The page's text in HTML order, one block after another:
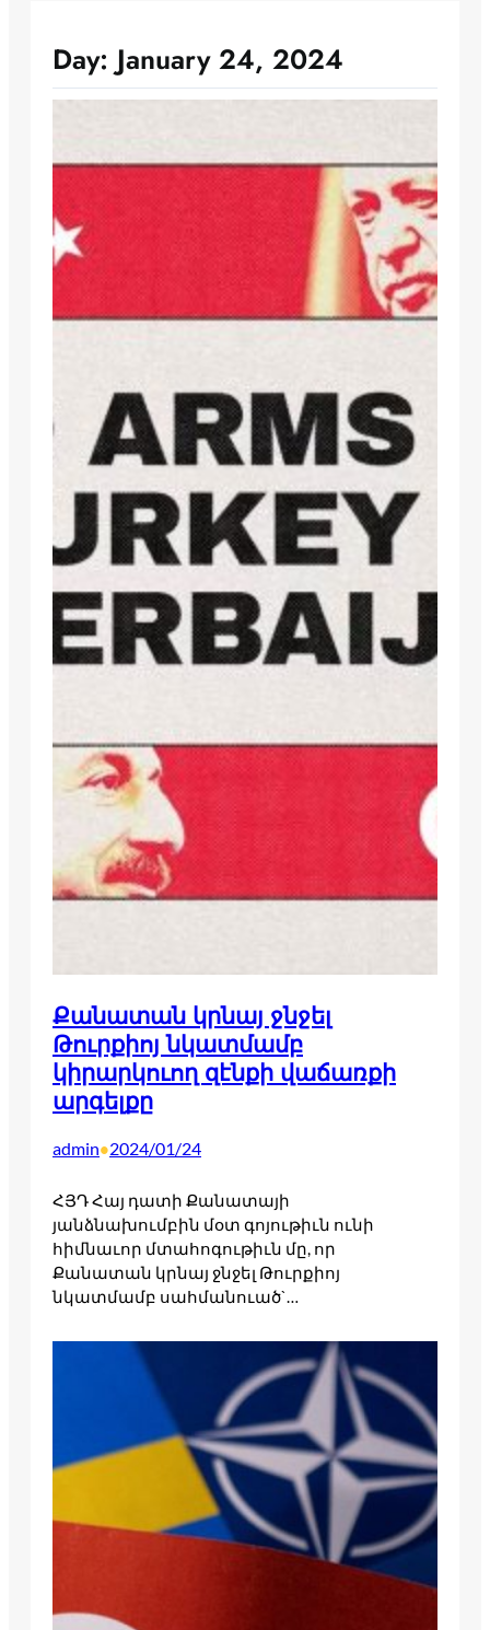
Day: January 24, 2024
Քանատան կրնայ ջնջել
Թուրքիոյ նկատմամբ
կիրարկուող զէնքի վաճառքի
արգելքը
admin•2024/01/24
ՀՅԴ Հայ դատի Քանատայի
յանձնախումբին մօտ գոյութիւն ունի
հիմնաւոր մտահոգութիւն մը, որ
Քանատան կրնայ ջնջել Թուրքիոյ
նկատմամբ սահմանուած`…